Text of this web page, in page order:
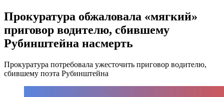
Прокуратура обжаловала «мягкий»
приговор водителю, сбившему
Рубинштейна насмерть
Прокуратура потребовала ужесточить приговор водителю,
сбившему поэта Рубинштейна